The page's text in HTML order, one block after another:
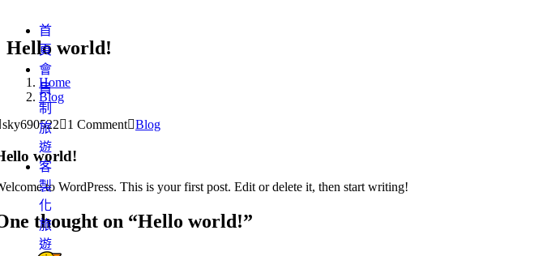
首
頁
會
員
制
旅
遊
客
製
化
旅
遊
Hello world!
Home
Blog
sky690522
1 Comment Blog
world!
to WordPress. This is your first post. Edit or delete it, then start writing!
thought on “Hello world!”